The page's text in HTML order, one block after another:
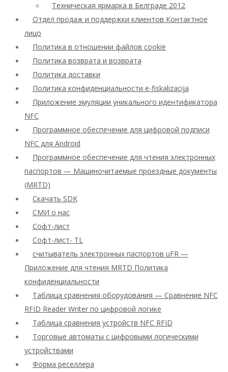
Техническая ярмарка в Белграде 2012
Отдел продаж и поддержки клиентов Контактное
лицо
Политика в отношении файлов cookie
Политика возврата и возврата
Политика доставки
Политика конфиденциальности e-fiskalizacija
Приложение эмуляции уникального идентификатора
NFC
Программное обеспечение для цифровой подписи
NFC для Android
Программное обеспечение для чтения электронных
паспортов — Машиночитаемые проездные документы
(MRTD)
Скачать SDK
СМИ о нас
Софт-лист
Софт-лист- TL
считыватель электронных паспортов uFR —
Приложение для чтения MRTD Политика
конфиденциальности
Таблица сравнения оборудования — Сравнение NFC
RFID Reader Writer по цифровой логике
Таблица сравнения устройств NFC RFID
Торговые автоматы с цифровыми логическими
устройствами
Форма реселлера